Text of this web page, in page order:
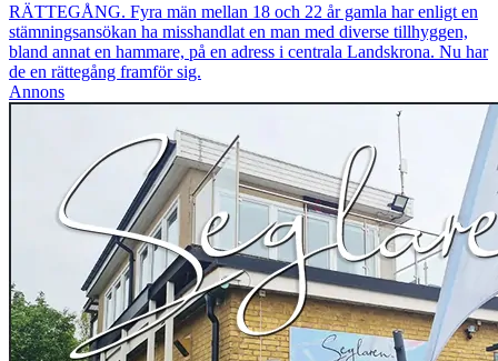
RÄTTEGÅNG. Fyra män mellan 18 och 22 år gamla har enligt en
stämningsansökan ha misshandlat en man med diverse tillhyggen,
bland annat en hammare, på en adress i centrala Landskrona. Nu har
de en rättegång framför sig.
Annons